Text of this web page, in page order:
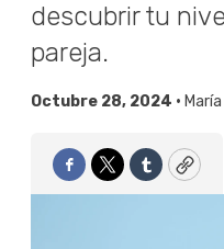
descubrir tu
pareja.
Octubre 28, 2024 •
Facebook
TwitterTumblrCopy